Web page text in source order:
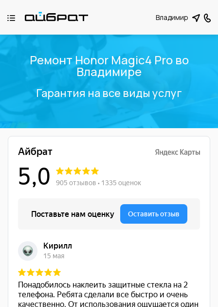
Владимир
Ремонт Honor Magic4 Pro во
Владимире
Гарантия на все виды услуг